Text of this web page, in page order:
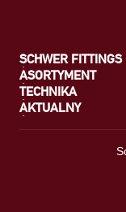
SCHWER FITTINGS
ASORTYMENT
TECHNIKA
AKTUALNY